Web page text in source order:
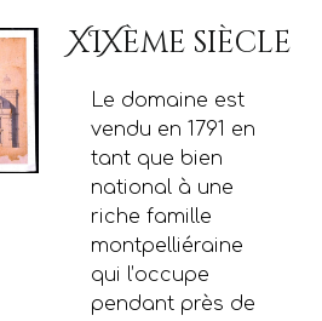
XIXème siècle
Le domaine est
vendu en 1791 en
tant que bien
national à une
riche famille
montpelliéraine
qui l’occupe
pendant près de